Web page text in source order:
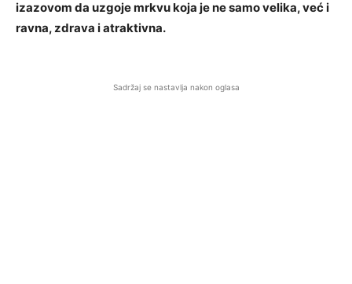
izazovom da uzgoje mrkvu koja je ne samo velika, već i
ravna, zdrava i atraktivna.
Sadržaj se nastavlja nakon oglasa